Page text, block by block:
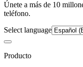
Únete a más de 10
teléfono.
Select language
Producto